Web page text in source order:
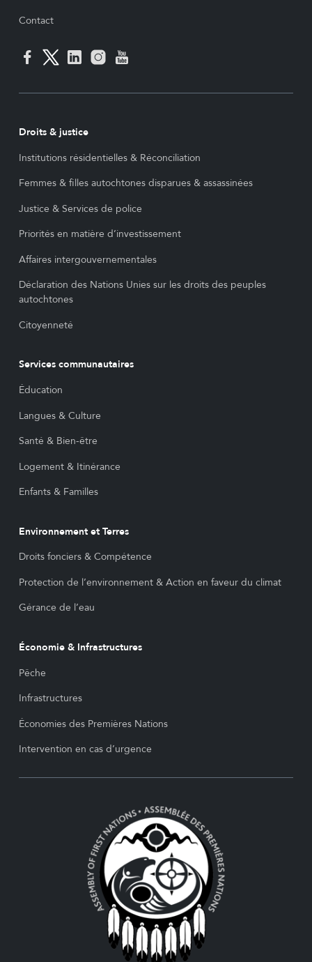
Contact
Droits & justice
Institutions résidentielles & Réconciliation
Femmes & filles autochtones disparues & assassinées
Justice & Services de police
Priorités en matière d’investissement
Affaires intergouvernementales
Déclaration des Nations Unies sur les droits des peuples
autochtones
Citoyenneté
Services communautaires
Éducation
Langues & Culture
Santé & Bien-être
Logement & Itinérance
Enfants & Familles
Environnement et Terres
Droits fonciers & Compétence
Protection de l’environnement & Action en faveur du climat
Gérance de l’eau
Économie & Infrastructures
Pêche
Infrastructures
Économies des Premières Nations
Intervention en cas d’urgence